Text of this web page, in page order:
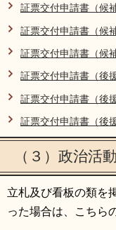
証票交付申請書（候
証票交付申請書（候
証票交付申請書（候
証票交付申請書（後
証票交付申請書（後
証票交付申請書（後
（３）政治活
立札及び看板の類を
った場合は、こちら